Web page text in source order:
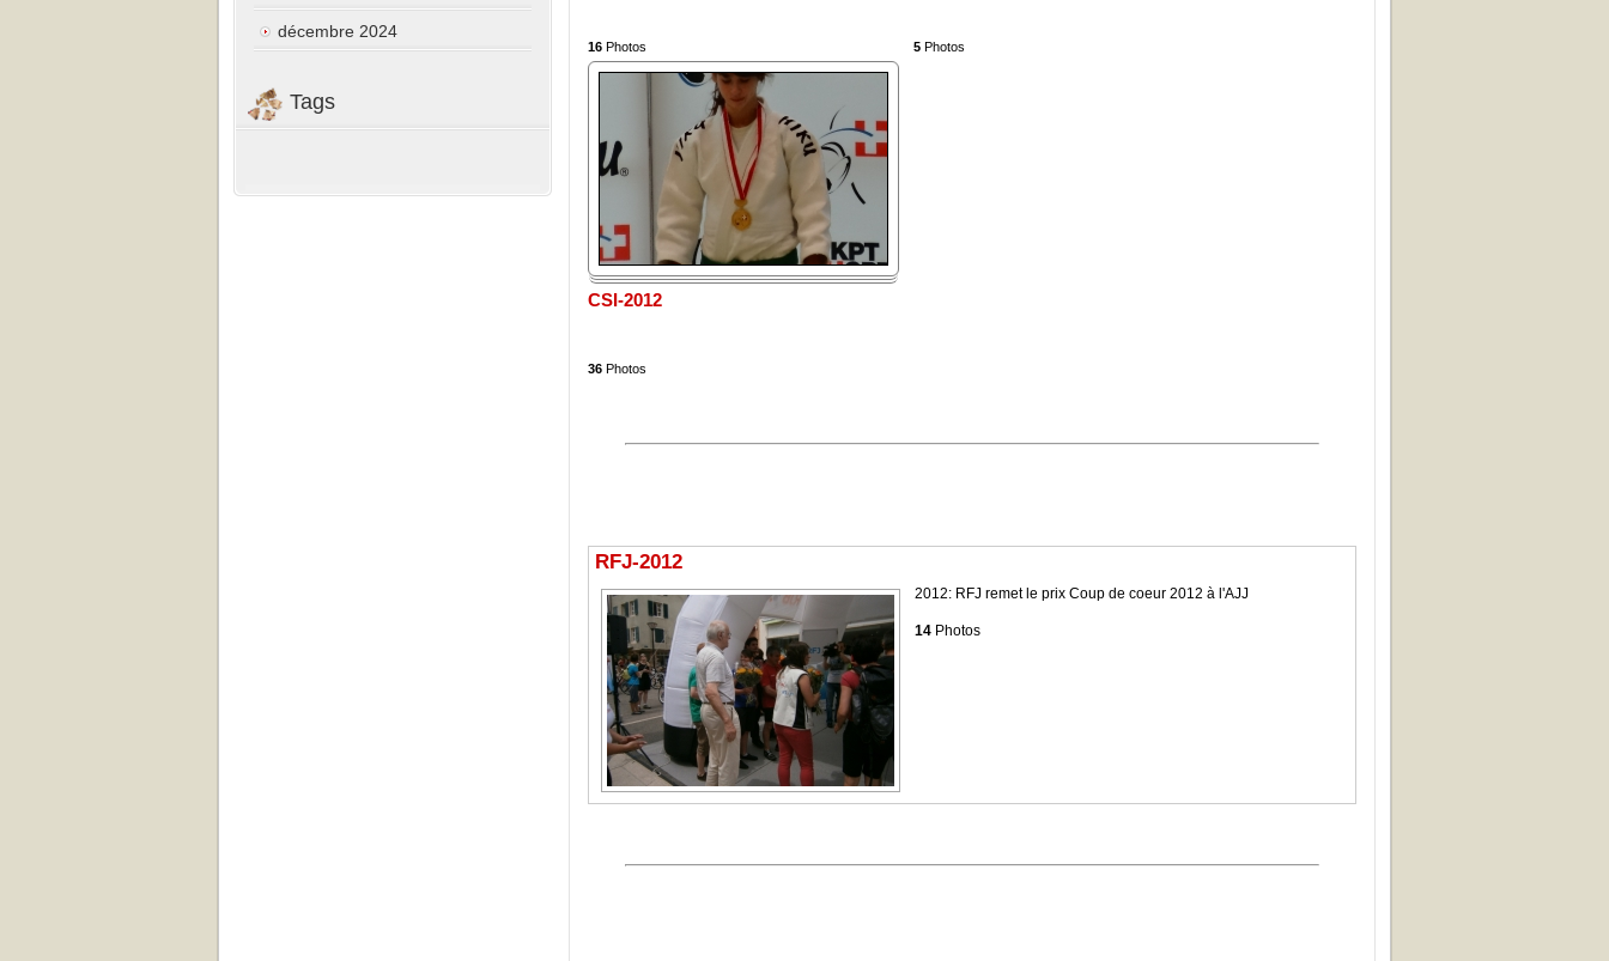
16 Photos 5 Photos
CSI-2012
36 Photos
RFJ-2012
2012: RFJ remet le prix Coup de coeur 2012 à l'AJJ
14 Photos
décembre 2024
Tags